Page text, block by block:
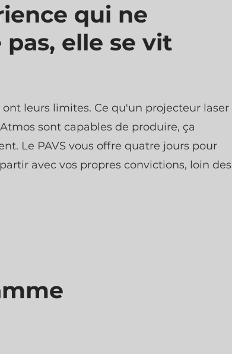
qui ne
elle se vit
leurs limites. Ce qu'un projecteur laser
sont capables de produire, ça
Le PAVS vous offre quatre jours pour
avec vos propres convictions, loin des